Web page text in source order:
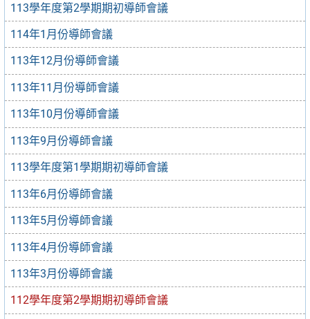
113學年度第2學期期初導師會議
114年1月份導師會議
113年12月份導師會議
113年11月份導師會議
113年10月份導師會議
113年9月份導師會議
113學年度第1學期期初導師會議
113年6月份導師會議
113年5月份導師會議
113年4月份導師會議
113年3月份導師會議
112學年度第2學期期初導師會議